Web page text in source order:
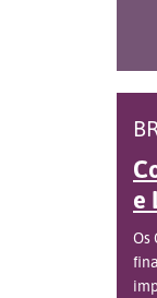
e
Os